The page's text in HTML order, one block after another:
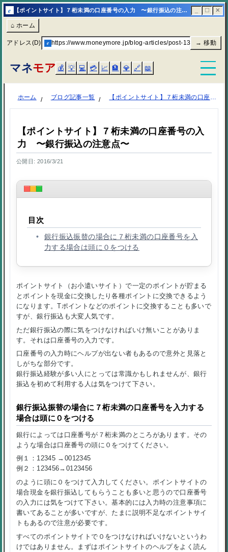
e 【ポイントサイト】７桁未満の口座番号の入力 〜銀行振込の注意点〜 | マネモア ☐ ✕
⌂ ホーム
アドレス(D) e https://www.moneymore.jp/blog-articles/post-1381/→ 移動
マネモア 💰 💡 💻 💳 📈 🏦 💎 🔗 📖
ホーム ブログ記事一覧 【ポイントサイト】７桁未満の口座番号の入力 〜銀行振込の注意点〜
【ポイントサイト】７桁未満の口座番号の入
力 〜銀行振込の注意点〜
公開日: 2016/3/21
目次
銀行振込振替の場合に７桁未満の口座番号を入
力する場合は頭に０をつける
ポイントサイト（お小遣いサイト）で一定のポイントが貯まる
とポイントを現金に交換したり各種ポイントに交換できるよう
になります。Tポイントなどのポイントに交換することも多いで
すが、銀行振込も大変人気です。
ただ銀行振込の際に気をつけなければいけ無いことがありま
す。それは口座番号の入力です。
口座番号の入力時にヘルプが出ない者もあるので意外と見落と
しがちな部分です。
銀行振込経験が多い人にとっては常識かもしれませんが、銀行
振込を初めて利用する人は気をつけて下さい。
銀行振込振替の場合に７桁未満の口座番号を入力する
場合は頭に０をつける
銀行によっては口座番号が７桁未満のところがあります。その
ような場合は口座番号の頭に０をつけてください。
例１：12345 →0012345
例２：123456→0123456
のように頭に０をつけて入力してください。ポイントサイトの
場合現金を銀行振込してもらうことも多いと思うので口座番号
の入力には気をつけて下さい。基本的には入力時の注意事項に
書いてあることが多いですが、たまに説明不足なポイントサイ
トもあるので注意が必要です。
すべてのポイントサイトで０をつけなければいけないというわ
けではありません。まずはポイントサイトのヘルプをよく読ん